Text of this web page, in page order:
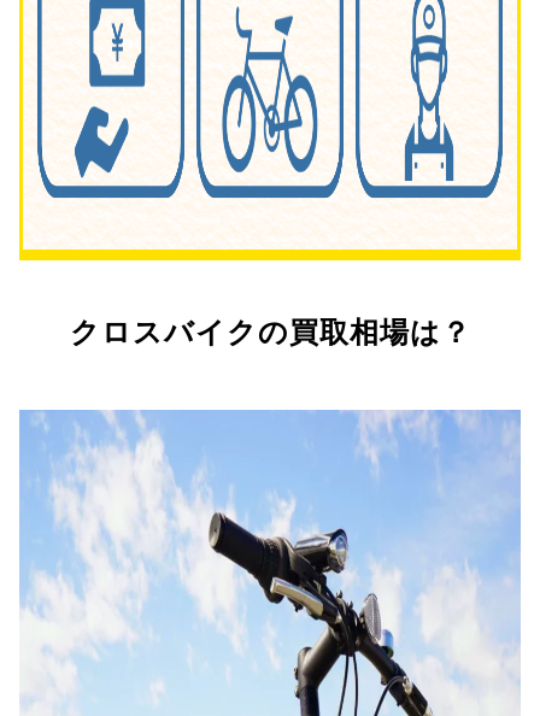
クロスバイクの買取相場は？